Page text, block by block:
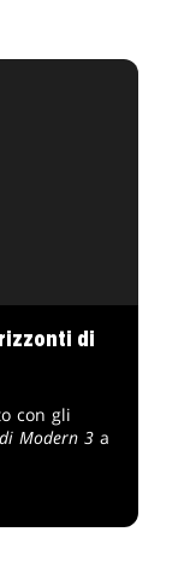
di
con gli
Modern 3 a